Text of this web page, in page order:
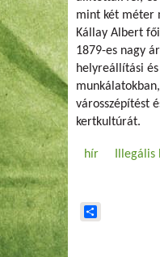
mint két méter
Kállay Albert
1879-es nagy
helyreállítási
városszépítést
kertkultúrát.
hír